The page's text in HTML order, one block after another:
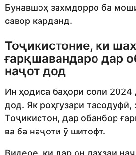
Бунавшоҳ захмдорро ба
савор карданд.
Тоҷикистоние, ки
ғарқшавандаро дар
наҷот дод
Ин ҳодиса баҳори соли
дод. Як роҳгузари тасодуфӣ,
Тоҷикистон, дар обанбор
ва ба наҷоти ӯ шитофт.
Видеое, ки дар он лаҳзаи